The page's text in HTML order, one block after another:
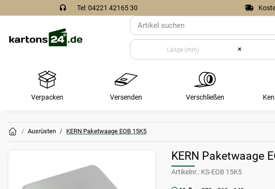
Tel: 04221 42165 30
×
Verpacken Versenden Verschließen
Ausrüsten KERN Paketwaage EOB 15K5
KERN Paketwaage
Artikelnr.: KS-EOB 15K5